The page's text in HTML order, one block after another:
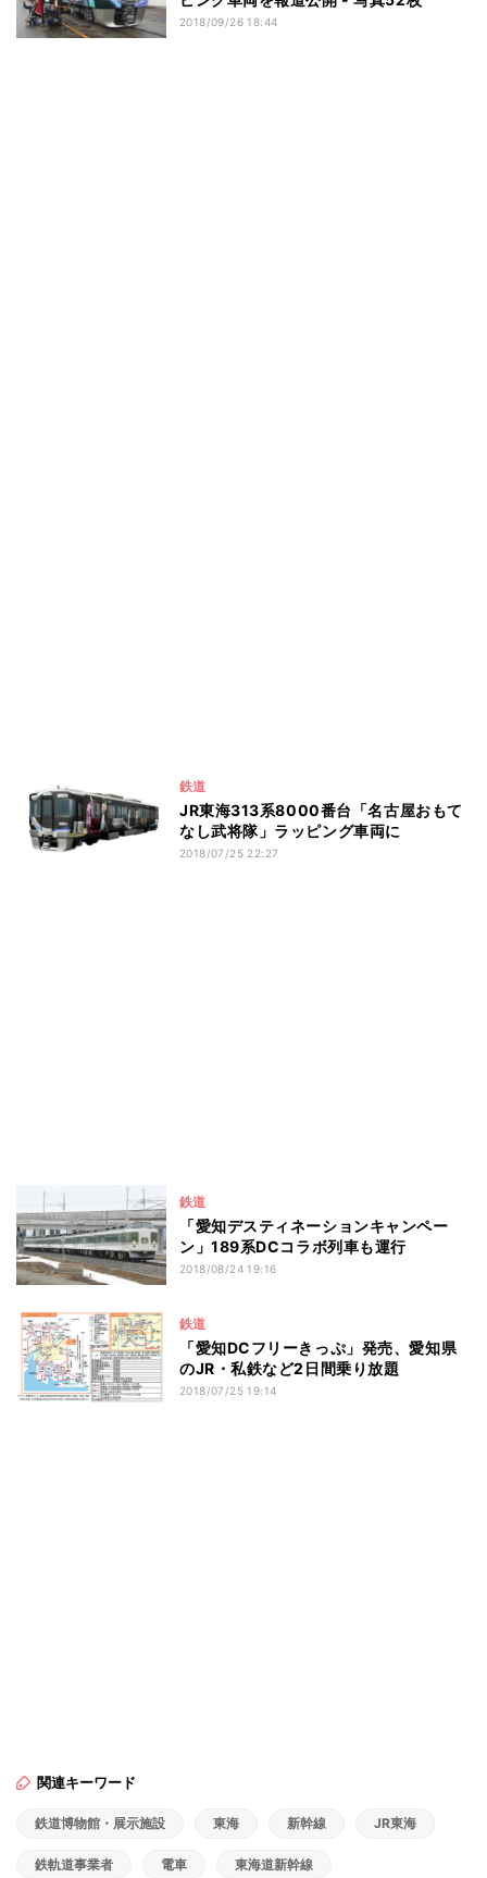
2018/09/26 18:44
鉄道
JR東海313系8000番台「名古屋おもて
なし武将隊」ラッピング車両に
2018/07/25 22:27
鉄道
「愛知デスティネーションキャンペー
ン」189系DCコラボ列車も運行
2018/08/24 19:16
鉄道
「愛知DCフリーきっぷ」発売、愛知県
のJR・私鉄など2日間乗り放題
2018/07/25 19:14
関連キーワード
鉄道博物館・展示施設 東海 新幹線 JR東海
鉄軌道事業者 電車 東海道新幹線